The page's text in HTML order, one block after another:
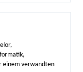
einem verwandten